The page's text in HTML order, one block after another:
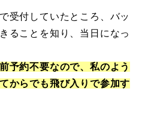
受付していたところ、バッ
ることを知り、当日になっ
予約不要なので、私のよう
からでも飛び入りで参加す